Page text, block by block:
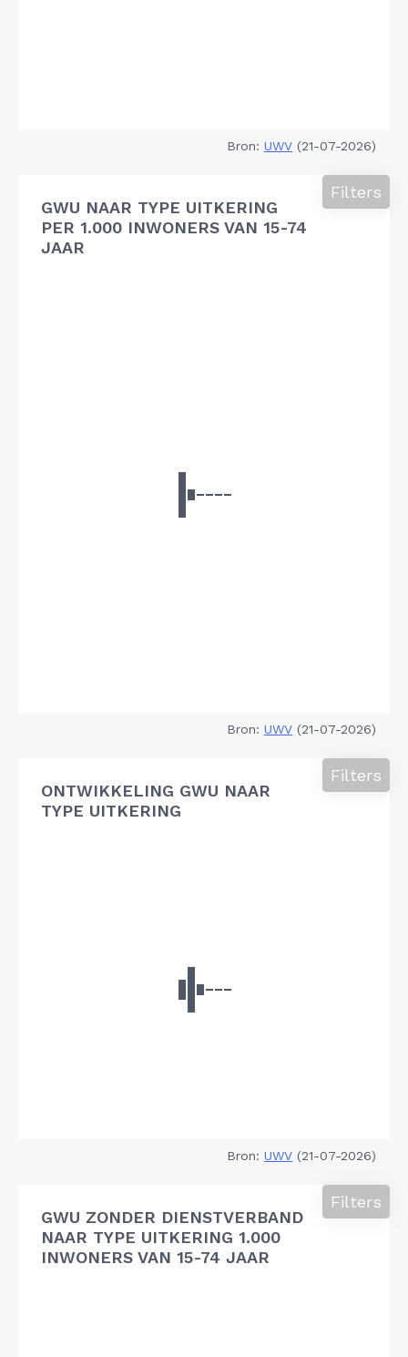
Bron: UWV (21-07-2026)
GWU NAAR TYPE UITKERING
PER 1.000 INWONERS VAN 15-74
JAAR
Filters
Bron: UWV (21-07-2026)
ONTWIKKELING GWU NAAR
TYPE UITKERING
Filters
Bron: UWV (21-07-2026)
GWU ZONDER DIENSTVERBAND
NAAR TYPE UITKERING 1.000
INWONERS VAN 15-74 JAAR
Filters